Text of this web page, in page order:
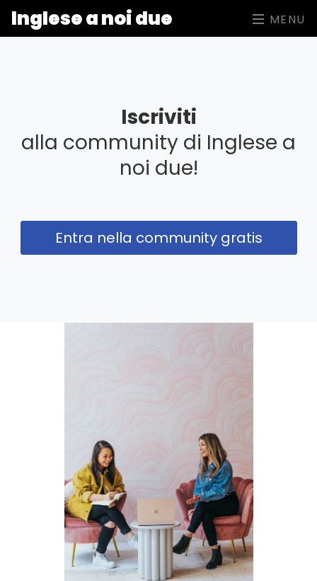
Inglese a noi due MENU
Iscriviti
alla community di Inglese a
noi due!
Entra nella community gratis